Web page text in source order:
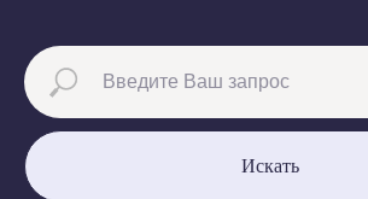
Искать